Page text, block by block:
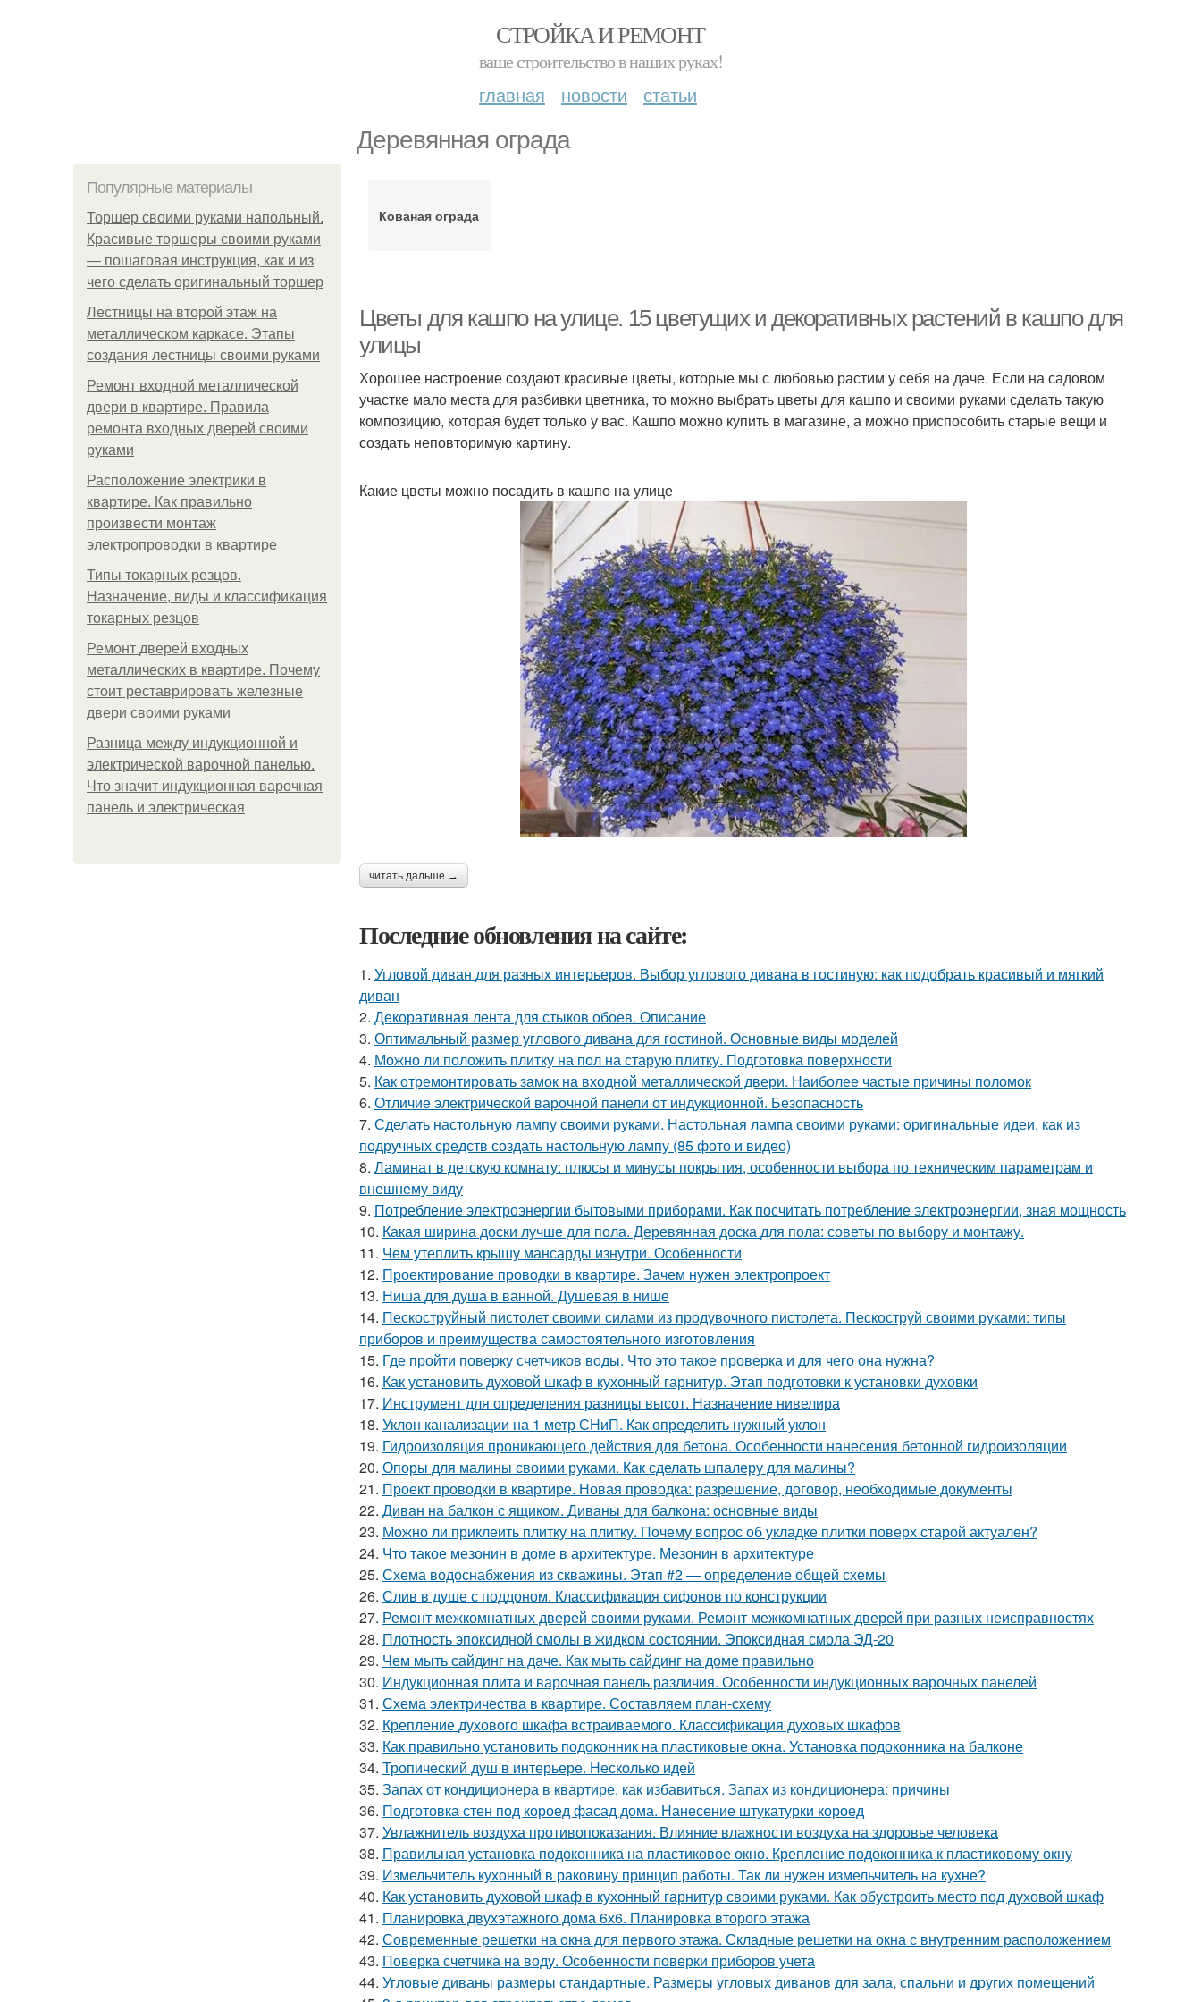
СТРОЙКА И РЕМОНТ
ваше строительство в наших руках!
главная новости статьи
Деревянная ограда
Популярные материалы
Торшер своими руками напольный.
Красивые торшеры своими руками
— пошаговая инструкция, как и из
чего сделать оригинальный торшер
Лестницы на второй этаж на
металлическом каркасе. Этапы
создания лестницы своими руками
Ремонт входной металлической
двери в квартире. Правила
ремонта входных дверей своими
руками
Расположение электрики в
квартире. Как правильно
произвести монтаж
электропроводки в квартире
Типы токарных резцов.
Назначение, виды и классификация
токарных резцов
Ремонт дверей входных
металлических в квартире. Почему
стоит реставрировать железные
двери своими руками
Разница между индукционной и
электрической варочной панелью.
Что значит индукционная варочная
панель и электрическая
Кованая ограда
Цветы для кашпо на улице. 15 цветущих и декоративных растений в кашпо для
улицы
Хорошее настроение создают красивые цветы, которые мы с любовью растим у себя на даче. Если на садовом
участке мало места для разбивки цветника, то можно выбрать цветы для кашпо и своими руками сделать такую
композицию, которая будет только у вас. Кашпо можно купить в магазине, а можно приспособить старые вещи и
создать неповторимую картину.
Какие цветы можно посадить в кашпо на улице
читать дальше →
Последние обновления на сайте:
1. Угловой диван для разных интерьеров. Выбор углового дивана в гостиную: как подобрать красивый и мягкий
диван
2. Декоративная лента для стыков обоев. Описание
3. Оптимальный размер углового дивана для гостиной. Основные виды моделей
4. Можно ли положить плитку на пол на старую плитку. Подготовка поверхности
5. Как отремонтировать замок на входной металлической двери. Наиболее частые причины поломок
6. Отличие электрической варочной панели от индукционной. Безопасность
7. Сделать настольную лампу своими руками. Настольная лампа своими руками: оригинальные идеи, как из
подручных средств создать настольную лампу (85 фото и видео)
8. Ламинат в детскую комнату: плюсы и минусы покрытия, особенности выбора по техническим параметрам и
внешнему виду
9. Потребление электроэнергии бытовыми приборами. Как посчитать потребление электроэнергии, зная мощность
10. Какая ширина доски лучше для пола. Деревянная доска для пола: советы по выбору и монтажу.
11. Чем утеплить крышу мансарды изнутри. Особенности
12. Проектирование проводки в квартире. Зачем нужен электропроект
13. Ниша для душа в ванной. Душевая в нише
14. Пескоструйный пистолет своими силами из продувочного пистолета. Пескоструй своими руками: типы
приборов и преимущества самостоятельного изготовления
15. Где пройти поверку счетчиков воды. Что это такое проверка и для чего она нужна?
16. Как установить духовой шкаф в кухонный гарнитур. Этап подготовки к установки духовки
17. Инструмент для определения разницы высот. Назначение нивелира
18. Уклон канализации на 1 метр СНиП. Как определить нужный уклон
19. Гидроизоляция проникающего действия для бетона. Особенности нанесения бетонной гидроизоляции
20. Опоры для малины своими руками. Как сделать шпалеру для малины?
21. Проект проводки в квартире. Новая проводка: разрешение, договор, необходимые документы
22. Диван на балкон с ящиком. Диваны для балкона: основные виды
23. Можно ли приклеить плитку на плитку. Почему вопрос об укладке плитки поверх старой актуален?
24. Что такое мезонин в доме в архитектуре. Мезонин в архитектуре
25. Схема водоснабжения из скважины. Этап #2 — определение общей схемы
26. Слив в душе с поддоном. Классификация сифонов по конструкции
27. Ремонт межкомнатных дверей своими руками. Ремонт межкомнатных дверей при разных неисправностях
28. Плотность эпоксидной смолы в жидком состоянии. Эпоксидная смола ЭД-20
29. Чем мыть сайдинг на даче. Как мыть сайдинг на доме правильно
30. Индукционная плита и варочная панель различия. Особенности индукционных варочных панелей
31. Схема электричества в квартире. Составляем план-схему
32. Крепление духового шкафа встраиваемого. Классификация духовых шкафов
33. Как правильно установить подоконник на пластиковые окна. Установка подоконника на балконе
34. Тропический душ в интерьере. Несколько идей
35. Запах от кондиционера в квартире, как избавиться. Запах из кондиционера: причины
36. Подготовка стен под короед фасад дома. Нанесение штукатурки короед
37. Увлажнитель воздуха противопоказания. Влияние влажности воздуха на здоровье человека
38. Правильная установка подоконника на пластиковое окно. Крепление подоконника к пластиковому окну
39. Измельчитель кухонный в раковину принцип работы. Так ли нужен измельчитель на кухне?
40. Как установить духовой шкаф в кухонный гарнитур своими руками. Как обустроить место под духовой шкаф
41. Планировка двухэтажного дома 6х6. Планировка второго этажа
42. Современные решетки на окна для первого этажа. Складные решетки на окна с внутренним расположением
43. Поверка счетчика на воду. Особенности поверки приборов учета
44. Угловые диваны размеры стандартные. Размеры угловых диванов для зала, спальни и других помещений